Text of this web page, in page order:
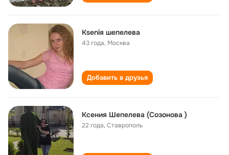
Kseniя шепелева
43 года, Москва
Добавить в друзья
Ксения Шепелева (Созонова )
22 года,Ставрополь